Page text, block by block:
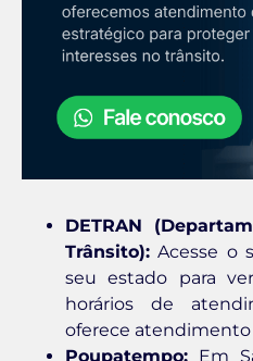
DETRAN
Trânsito): Acesse o
seu estado para
horários de
oferece atendimento
Poupatempo: Em